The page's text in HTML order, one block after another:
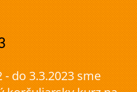
do 3.3.2023 sme